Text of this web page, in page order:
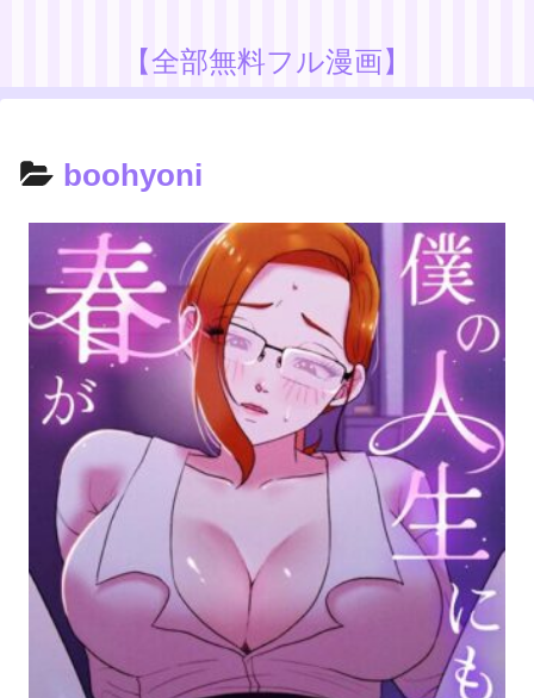
【全部無料フル漫画】
boohyoni